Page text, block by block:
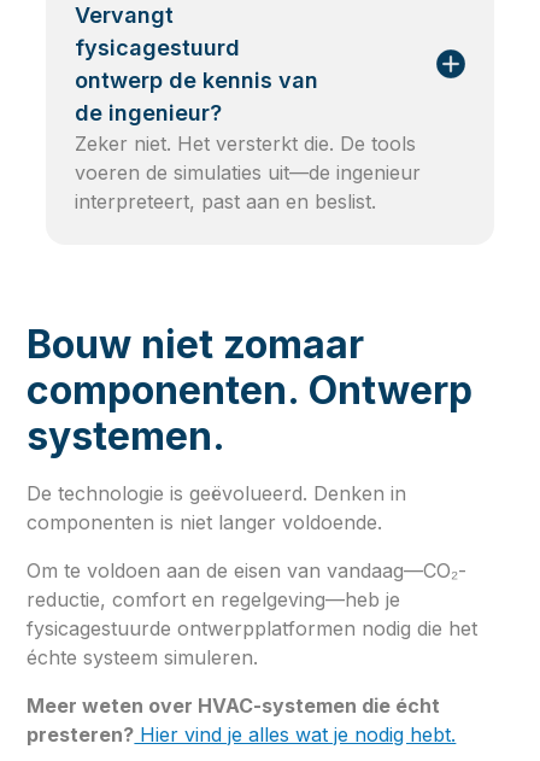
Vervangt
fysicagestuurd
ontwerp de kennis van
de ingenieur?
Zeker niet. Het versterkt die. De tools
voeren de simulaties uit—de ingenieur
interpreteert, past aan en beslist.
Bouw niet zomaar
componenten. Ontwerp
systemen.
De technologie is geëvolueerd. Denken in
componenten is niet langer voldoende.
Om te voldoen aan de eisen van vandaag—CO₂-
reductie, comfort en regelgeving—heb je
fysicagestuurde ontwerpplatformen nodig die het
échte systeem simuleren.
Meer weten over HVAC-systemen die écht
presteren? Hier vind je alles wat je nodig hebt.